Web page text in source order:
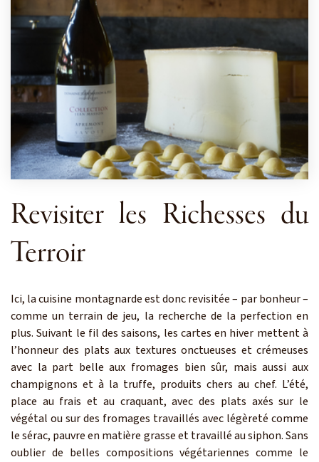
Revisiter les Richesses du
Terroir
Ici, la cuisine montagnarde est donc revisitée – par bonheur –
comme un terrain de jeu, la recherche de la perfection en
plus. Suivant le fil des saisons, les cartes en hiver mettent à
l’honneur des plats aux textures onctueuses et crémeuses
avec la part belle aux fromages bien sûr, mais aussi aux
champignons et à la truffe, produits chers au chef. L’été,
place au frais et au craquant, avec des plats axés sur le
végétal ou sur des fromages travaillés avec légèreté comme
le sérac, pauvre en matière grasse et travaillé au siphon. Sans
oublier de belles compositions végétariennes comme le